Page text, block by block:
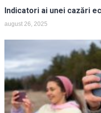
Indicatori ai unei cazări
august 26, 2025